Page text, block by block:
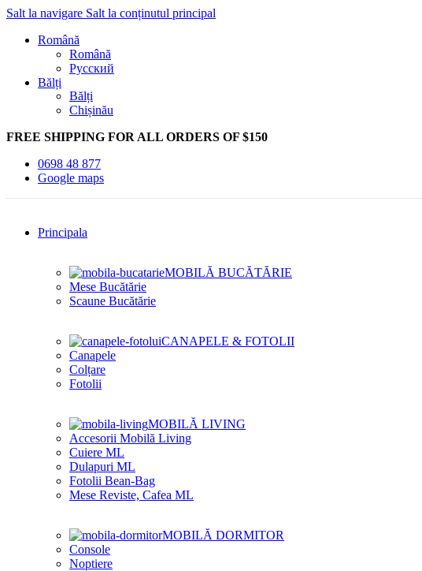
Salt la navigare Salt la conținutul principal
Română
Română
Русский
Bălți
Bălți
Chișinău
FREE SHIPPING FOR ALL ORDERS OF $150
0698 48 877
Google maps
Principala
MOBILĂ BUCĂTĂRIE
Mese Bucătărie
Scaune Bucătărie
CANAPELE & FOTOLII
Canapele
Colțare
Fotolii
MOBILĂ LIVING
Accesorii Mobilă Living
Cuiere ML
Dulapuri ML
Fotolii Bean-Bag
Mese Reviste, Cafea ML
MOBILĂ DORMITOR
Console
Noptiere